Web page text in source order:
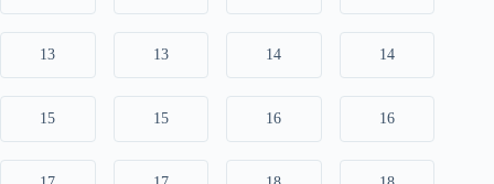
13 13 14 14
15 15 16 16